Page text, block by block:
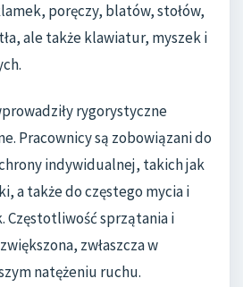
poręczy, blatów, stołów,
ale także klawiatur, myszek i
rygorystyczne
Pracownicy są zobowiązani do
indywidualnej, takich jak
a także do częstego mycia i
Częstotliwość sprzątania i
zwłaszcza w
natężeniu ruchu.